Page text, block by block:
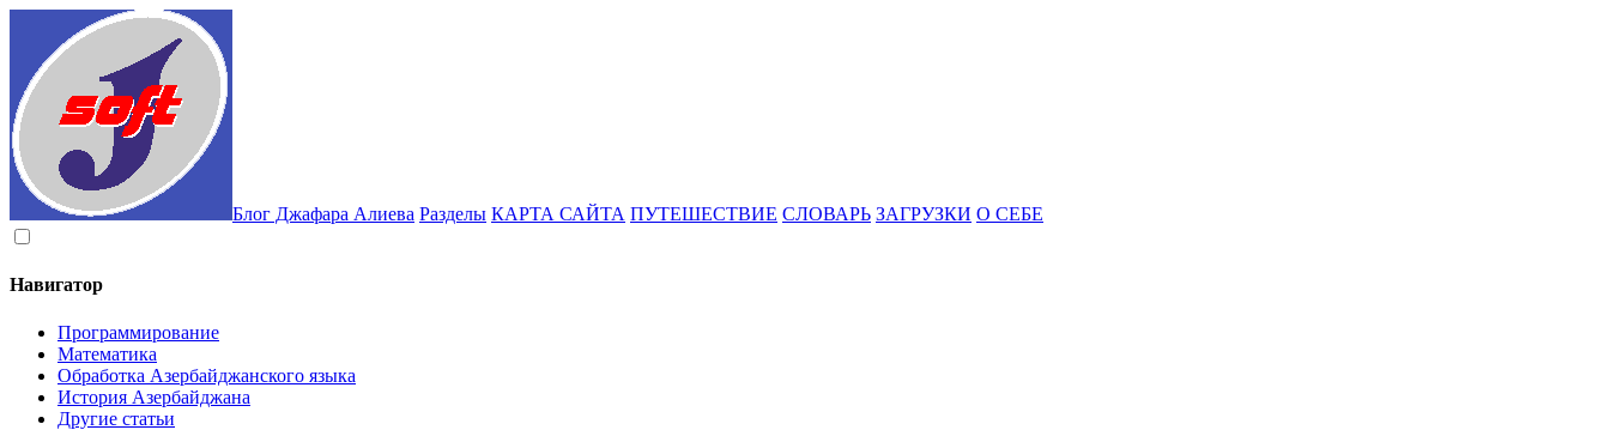
Блог Джафара Алиева Разделы КАРТА САЙТА ПУТЕШЕСТВИЕ СЛОВАРЬ ЗАГРУЗКИ О СЕБЕ
Навигатор
Программирование
Математика
Обработка Азербайджанского языка
История Азербайджана
Другие статьи